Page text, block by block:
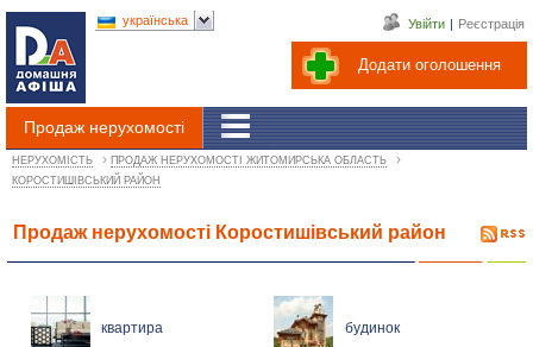
Додати оголошення
Увійти | Реєстрація
Продаж нерухомості
українська
НЕРУХОМІСТЬ › ПРОДАЖ НЕРУХОМОСТІ ЖИТОМИРСЬКА ОБЛАСТЬ ›
КОРОСТИШІВСЬКИЙ РАЙОН
Продаж нерухомості Коростишівський район
квартира будинок